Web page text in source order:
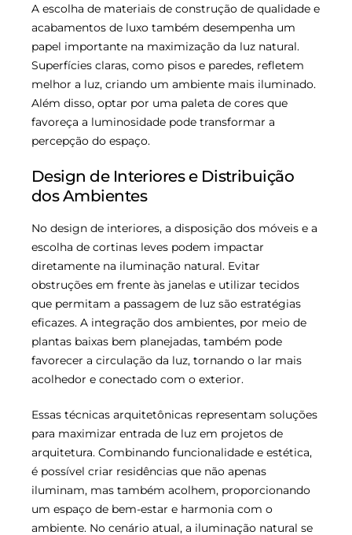
A escolha de materiais de construção de qualidade e
acabamentos de luxo também desempenha um
papel importante na maximização da luz natural.
Superfícies claras, como pisos e paredes, refletem
melhor a luz, criando um ambiente mais iluminado.
Além disso, optar por uma paleta de cores que
favoreça a luminosidade pode transformar a
percepção do espaço.
Design de Interiores e Distribuição
dos Ambientes
No design de interiores, a disposição dos móveis e a
escolha de cortinas leves podem impactar
diretamente na iluminação natural. Evitar
obstruções em frente às janelas e utilizar tecidos
que permitam a passagem de luz são estratégias
eficazes. A integração dos ambientes, por meio de
plantas baixas bem planejadas, também pode
favorecer a circulação da luz, tornando o lar mais
acolhedor e conectado com o exterior.
Essas técnicas arquitetônicas representam soluções
para maximizar entrada de luz em projetos de
arquitetura. Combinando funcionalidade e estética,
é possível criar residências que não apenas
iluminam, mas também acolhem, proporcionando
um espaço de bem-estar e harmonia com o
ambiente. No cenário atual, a iluminação natural se